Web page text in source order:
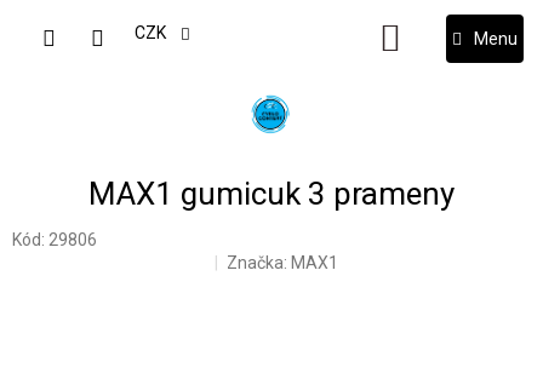
CZK
NÁKUPNÍ
KOŠÍK
MAX1 gumicuk 3 prameny
Kód: 29806
Značka: MAX1